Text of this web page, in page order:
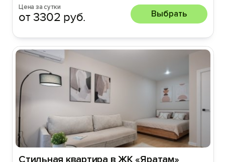
Цена за сутки
от 3302 руб. Выбрать
Стильная квартира в ЖК «Яратам»